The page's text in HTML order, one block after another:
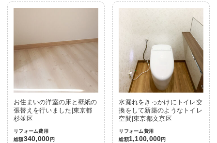
お住まいの洋室の床と壁紙の
張替えを行いました|東京都
杉並区
リフォーム費用
総額340,000 円
水漏れをきっかけにトイレ交
換をして新築のようなトイレ
空間|東京都文京区
リフォーム費用
総額1,100,000円